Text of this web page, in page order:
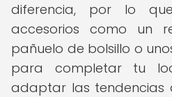
diferencia, por lo
accesorios como un
pañuelo de bolsillo o
para completar tu
adaptar las tendencias